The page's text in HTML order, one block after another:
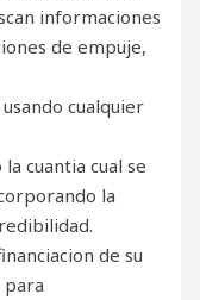
informaciones
de empuje,
cualquier
cuantia cual se
la
de su
para